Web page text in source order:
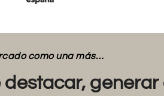
como una más…
generar